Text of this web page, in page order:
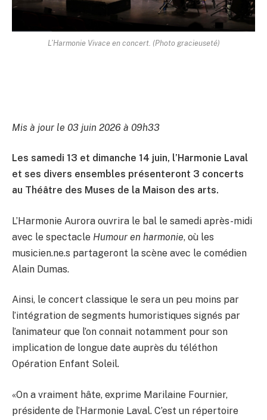
L’Harmonie Vivace en concert. (Photo gracieuseté)
Mis à jour le 03 juin 2026 à 09h33
Les samedi 13 et dimanche 14 juin, l’Harmonie Laval
et ses divers ensembles présenteront 3 concerts
au Théâtre des Muses de la Maison des arts.
L’Harmonie Aurora ouvrira le bal le samedi après-midi
avec le spectacle Humour en harmonie, où les
musicien.ne.s partageront la scène avec le comédien
Alain Dumas.
Ainsi, le concert classique le sera un peu moins par
l’intégration de segments humoristiques signés par
l’animateur que l’on connait notamment pour son
implication de longue date auprès du téléthon
Opération Enfant Soleil.
«On a vraiment hâte, exprime Marilaine Fournier,
présidente de l’Harmonie Laval. C’est un répertoire